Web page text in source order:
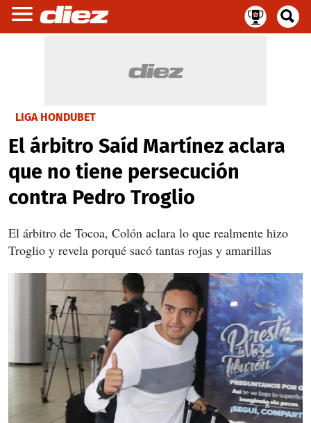
LIGA HONDUBET
El árbitro Saíd Martínez aclara
que no tiene persecución
contra Pedro Troglio
El árbitro de Tocoa, Colón aclara lo que realmente hizo
Troglio y revela porqué sacó tantas rojas y amarillas
X
X